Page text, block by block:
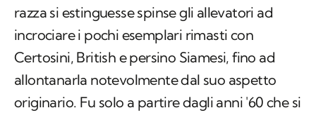
razza si estinguesse spinse gli allevatori ad
incrociare i pochi esemplari rimasti con
Certosini, British e persino Siamesi, fino ad
allontanarla notevolmente dal suo aspetto
originario. Fu solo a partire dagli anni '60 che si